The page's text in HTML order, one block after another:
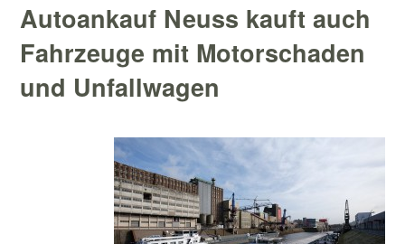
Autoankauf Neuss kauft auch
Fahrzeuge mit Motorschaden
und Unfallwagen